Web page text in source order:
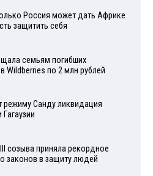
Россия может дать Африке
защитить себя
семьям погибших
Wildberries по 2 млн рублей
режиму Санду ликвидация
созыва приняла рекордное
законов в защиту людей